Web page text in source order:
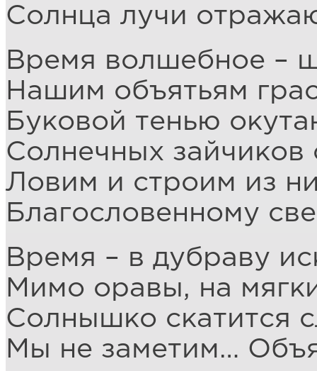
Солнца лучи
Время волшебное –
Нашим объятьям
Буковой тенью
Солнечных зайчиков
Ловим и строим из
Благословенному
Время – в дубраву
Мимо оравы, на
Солнышко скатится
Мы не заметим…